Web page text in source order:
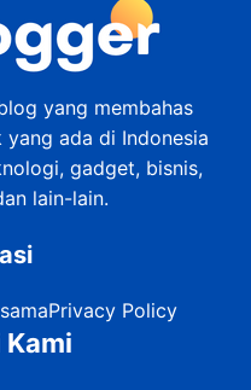
yang membahas
ada di Indonesia
gadget, bisnis,
lain-lain.
Privacy Policy